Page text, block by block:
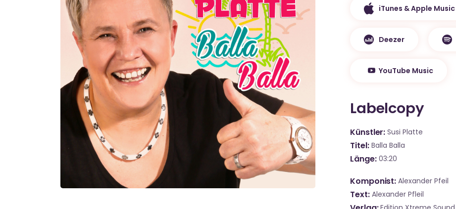
iTunes & Apple Music
Deezer
YouTube Music
Labelcopy
Künstler Susi Platte
Titel Balla Balla
Länge 03:20
Komponist Alexander Pfeil
Text Alexander Pfleil